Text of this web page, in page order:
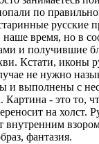
по
русские
время, но в
и получившие
Кстати, иконы
не нужно
и выполнены с
Картина - это то,
на холст.
внутренним
фантазия.